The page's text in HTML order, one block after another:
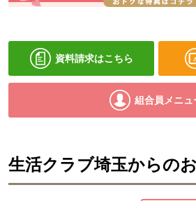
資料請求はこちら
組合員メニュ
生活クラブ埼玉からの